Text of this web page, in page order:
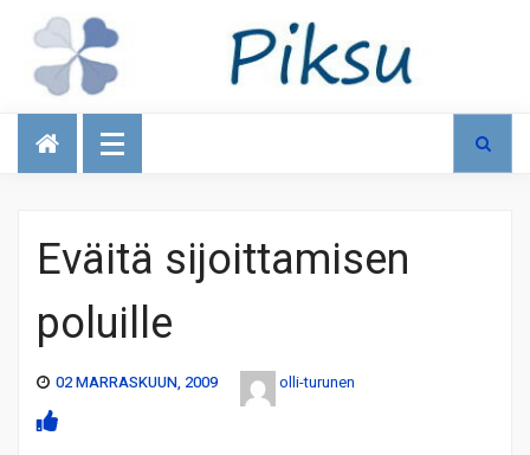
Talous
Eväitä sijoittamisen
poluille
02 MARRASKUUN, 2009 olli-turunen